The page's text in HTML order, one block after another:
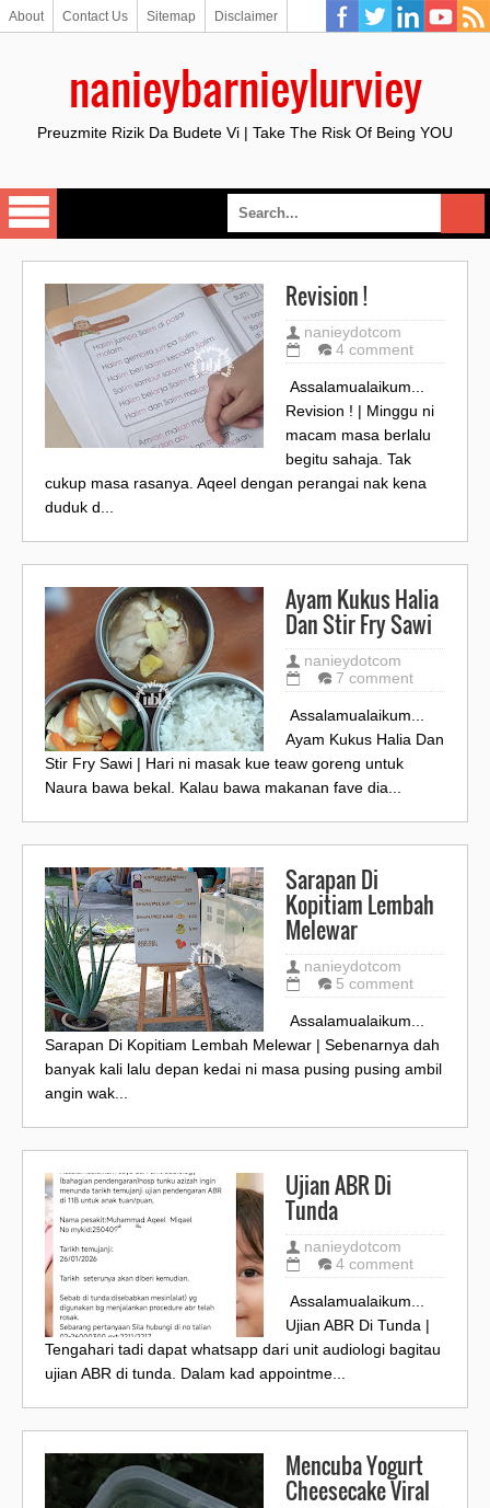
About Contact Us Sitemap Disclaimer
nanieybarnieylurviey
Preuzmite Rizik Da Budete Vi | Take The Risk Of Being YOU
Revision !
nanieydotcom
4 comment
Assalamualaikum...
Revision ! | Minggu ni
macam masa berlalu
begitu sahaja. Tak
cukup masa rasanya. Aqeel dengan perangai nak kena
duduk d...
Ayam Kukus Halia
Dan Stir Fry Sawi
nanieydotcom
7 comment
Assalamualaikum...
Ayam Kukus Halia Dan
Stir Fry Sawi | Hari ni masak kue teaw goreng untuk
Naura bawa bekal. Kalau bawa makanan fave dia...
Sarapan Di
Kopitiam Lembah
Melewar
nanieydotcom
5 comment
Assalamualaikum...
Sarapan Di Kopitiam Lembah Melewar | Sebenarnya dah
banyak kali lalu depan kedai ni masa pusing pusing ambil
angin wak...
Ujian ABR Di
Tunda
nanieydotcom
4 comment
Assalamualaikum...
Ujian ABR Di Tunda |
Tengahari tadi dapat whatsapp dari unit audiologi bagitau
ujian ABR di tunda. Dalam kad appointme...
Mencuba Yogurt
Cheesecake Viral